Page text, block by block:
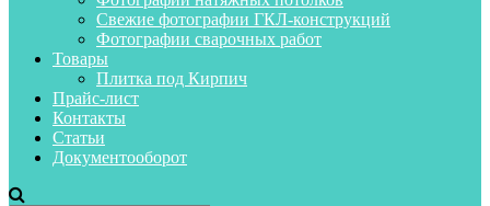
Свежие фотографии ГКЛ-конструкций
Фотографии сварочных работ
Товары
Плитка под Кирпич
Прайс-лист
Контакты
Статьи
Документооборот